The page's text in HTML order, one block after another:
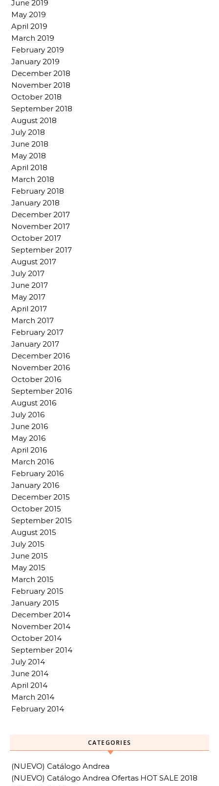
June 2019
May 2019
April 2019
March 2019
February 2019
January 2019
December 2018
November 2018
October 2018
September 2018
August 2018
July 2018
June 2018
May 2018
April 2018
March 2018
February 2018
January 2018
December 2017
November 2017
October 2017
September 2017
August 2017
July 2017
June 2017
May 2017
April 2017
March 2017
February 2017
January 2017
December 2016
November 2016
October 2016
September 2016
August 2016
July 2016
June 2016
May 2016
April 2016
March 2016
February 2016
January 2016
December 2015
October 2015
September 2015
August 2015
July 2015
June 2015
May 2015
March 2015
February 2015
January 2015
December 2014
November 2014
October 2014
September 2014
July 2014
June 2014
April 2014
March 2014
February 2014
CATEGORIES
(NUEVO) Catálogo Andrea
(NUEVO) Catálogo Andrea Ofertas HOT SALE 2018